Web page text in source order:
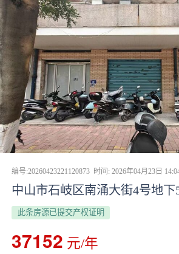
编号:20260423221120873 时间: 2026年04月23日
中山市石岐区南涌大街4号地下
此条房源已提交产权证明
37152 元/年